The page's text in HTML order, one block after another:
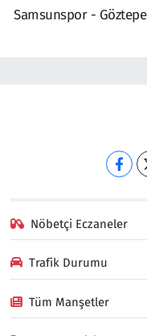
Samsunspor - Göztepe
Nöbetçi Eczaneler
Trafik Durumu
Tüm Manşetler